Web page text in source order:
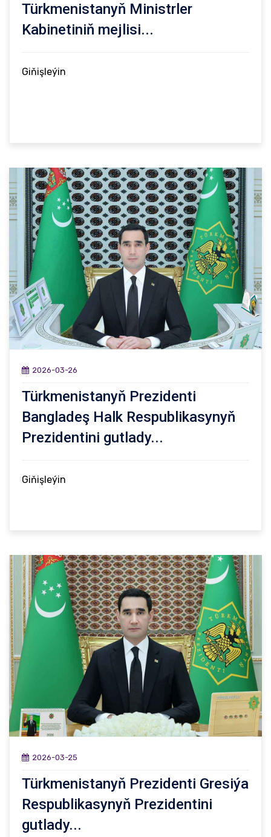
Türkmenistanyň Ministrler
Kabinetiniň mejlisi...
Giňişleýin
2026-03-26
Türkmenistanyň Prezidenti
Bangladeş Halk Respublikasynyň
Prezidentini gutlady...
Giňişleýin
2026-03-25
Türkmenistanyň Prezidenti Gresiýa
Respublikasynyň Prezidentini
gutlady...